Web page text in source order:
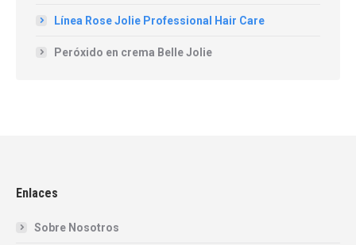
Línea Rose Jolie Professional Hair Care
Peróxido en crema Belle Jolie
Enlaces
Sobre Nosotros